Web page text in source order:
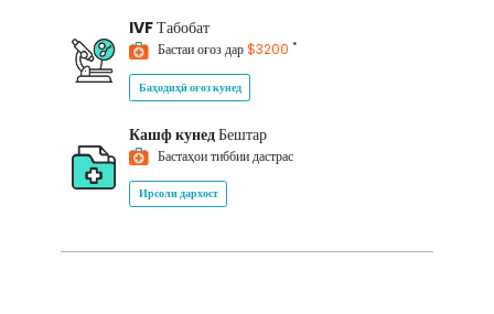
IVFТабобат
Бастаи оғоз дар$3200 *
Баҳодиҳӣ оғоз кунед
Кашф кунедБештар
Бастаҳои тиббии дастрас
Ирсоли дархост